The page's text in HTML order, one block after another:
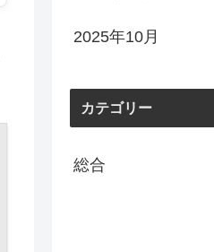
2025年10月
カテゴリー
総合